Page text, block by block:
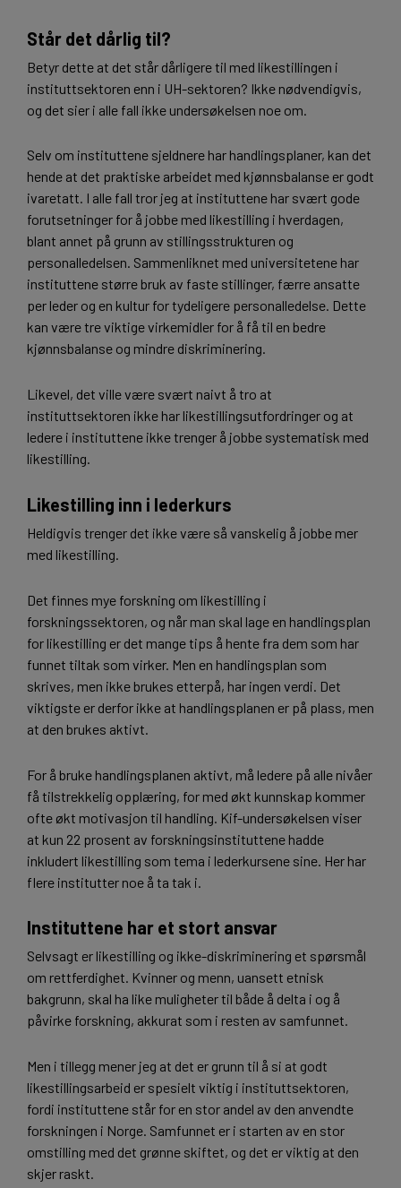
Står det dårlig til?
Betyr dette at det står dårligere til med likestillingen i
instituttsektoren enn i UH-sektoren? Ikke nødvendigvis,
og det sier i alle fall ikke undersøkelsen noe om.
Selv om instituttene sjeldnere har handlingsplaner, kan det
hende at det praktiske arbeidet med kjønnsbalanse er godt
ivaretatt. I alle fall tror jeg at instituttene har svært gode
forutsetninger for å jobbe med likestilling i hverdagen,
blant annet på grunn av stillingsstrukturen og
personalledelsen. Sammenliknet med universitetene har
instituttene større bruk av faste stillinger, færre ansatte
per leder og en kultur for tydeligere personalledelse. Dette
kan være tre viktige virkemidler for å få til en bedre
kjønnsbalanse og mindre diskriminering.
Likevel, det ville være svært naivt å tro at
instituttsektoren ikke har likestillingsutfordringer og at
ledere i instituttene ikke trenger å jobbe systematisk med
likestilling.
Likestilling inn i lederkurs
Heldigvis trenger det ikke være så vanskelig å jobbe mer
med likestilling.
Det finnes mye forskning om likestilling i
forskningssektoren, og når man skal lage en handlingsplan
for likestilling er det mange tips å hente fra dem som har
funnet tiltak som virker. Men en handlingsplan som
skrives, men ikke brukes etterpå, har ingen verdi. Det
viktigste er derfor ikke at handlingsplanen er på plass, men
at den brukes aktivt.
For å bruke handlingsplanen aktivt, må ledere på alle nivåer
få tilstrekkelig opplæring, for med økt kunnskap kommer
ofte økt motivasjon til handling. Kif-undersøkelsen viser
at kun 22 prosent av forskningsinstituttene hadde
inkludert likestilling som tema i lederkursene sine. Her har
flere institutter noe å ta tak i.
Instituttene har et stort ansvar
Selvsagt er likestilling og ikke-diskriminering et spørsmål
om rettferdighet. Kvinner og menn, uansett etnisk
bakgrunn, skal ha like muligheter til både å delta i og å
påvirke forskning, akkurat som i resten av samfunnet.
Men i tillegg mener jeg at det er grunn til å si at godt
likestillingsarbeid er spesielt viktig i instituttsektoren,
fordi instituttene står for en stor andel av den anvendte
forskningen i Norge. Samfunnet er i starten av en stor
omstilling med det grønne skiftet, og det er viktig at den
skjer raskt.